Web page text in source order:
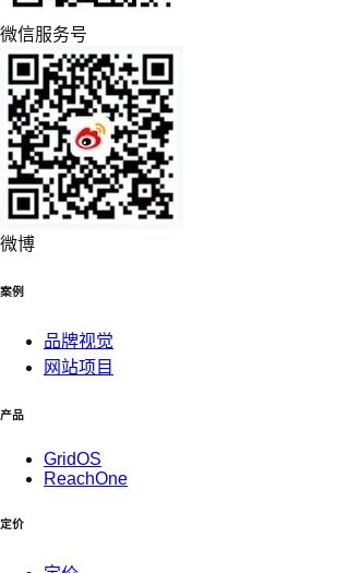
微信服务号
微博
案例
品牌视觉
网站项目
产品
GridOS
ReachOne
定价